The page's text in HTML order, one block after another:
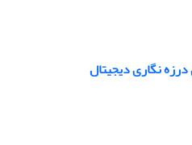
نگاری دیجیتال